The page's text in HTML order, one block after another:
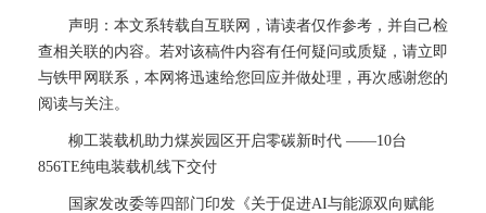
声明：本文系转载自互联网，请读者仅作参考，并自己检
查相关联的内容。若对该稿件内容有任何疑问或质疑，请立即
与铁甲网联系，本网将迅速给您回应并做处理，再次感谢您的
阅读与关注。
柳工装载机助力煤炭园区开启零碳新时代 ——10台
856TE纯电装载机线下交付
国家发改委等四部门印发《关于促进AI与能源双向赋能